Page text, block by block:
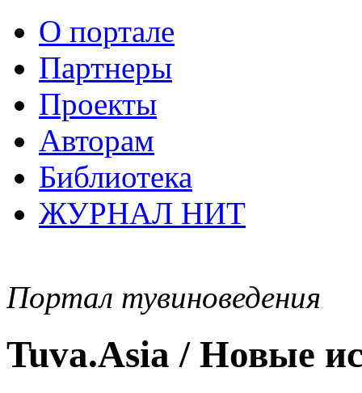
О портале
Партнеры
Проекты
Авторам
Библиотека
ЖУРНАЛ НИТ
Портал тувиноведения
Tuva.Asia / Новые